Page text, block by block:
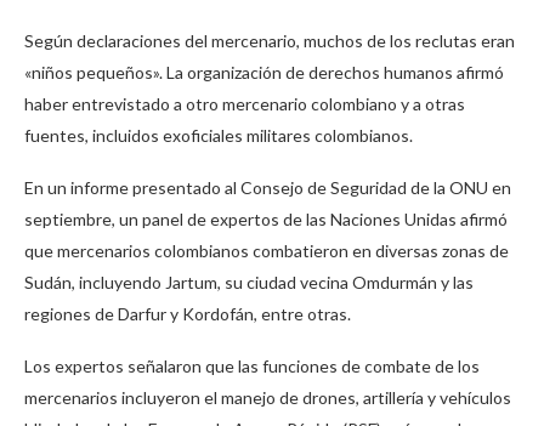
Según declaraciones del mercenario, muchos de los reclutas eran
«niños pequeños». La organización de derechos humanos afirmó
haber entrevistado a otro mercenario colombiano y a otras
fuentes, incluidos exoficiales militares colombianos.
En un informe presentado al Consejo de Seguridad de la ONU en
septiembre, un panel de expertos de las Naciones Unidas afirmó
que mercenarios colombianos combatieron en diversas zonas de
Sudán, incluyendo Jartum, su ciudad vecina Omdurmán y las
regiones de Darfur y Kordofán, entre otras.
Los expertos señalaron que las funciones de combate de los
mercenarios incluyeron el manejo de drones, artillería y vehículos